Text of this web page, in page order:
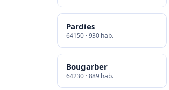
Pardies
64150 · 930 hab.
Bougarber
64230 · 889 hab.